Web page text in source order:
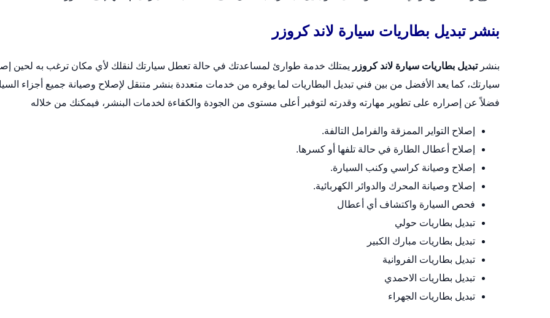
بنشر تبديل بطاريات سيارة لاند كروزر
بنشرتبديل بطاريات سيارة لاند كروزر يمتلك خدمة طوارئ لمساعدتك في حالة تعطل سيارتك لنقلك لأي مكان ترغب به لحين
سيارتك، كما يعد الأفضل من بين فني تبديل البطاريات لما يوفره من خدمات متعددة بنشر متنقل لإصلاح وصيانة جميع أجزاء
فضلاً عن إصراره على تطوير مهارته وقدرته لتوفير أعلى مستوى من الجودة والكفاءة لخدمات البنشر، فيمكنك من خلاله
إصلاح التواير الممزقة والفرامل التالفة.
إصلاح أعطال الطارة في حالة تلفها أو كسرها.
إصلاح وصيانة كراسي وكنب السيارة.
إصلاح وصيانة المحرك والدوائر الكهربائية.
فحص السيارة واكتشاف أي أعطال
تبديل بطاريات حولي
تبديل بطاريات مبارك الكبير
تبديل بطاريات الفروانية
تبديل بطاريات الاحمدي
تبديل بطاريات الجهراء